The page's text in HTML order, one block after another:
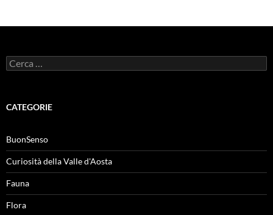
Ricerca
per:
CATEGORIE
BuonSenso
Curiosità della Valle d'Aosta
Fauna
Flora